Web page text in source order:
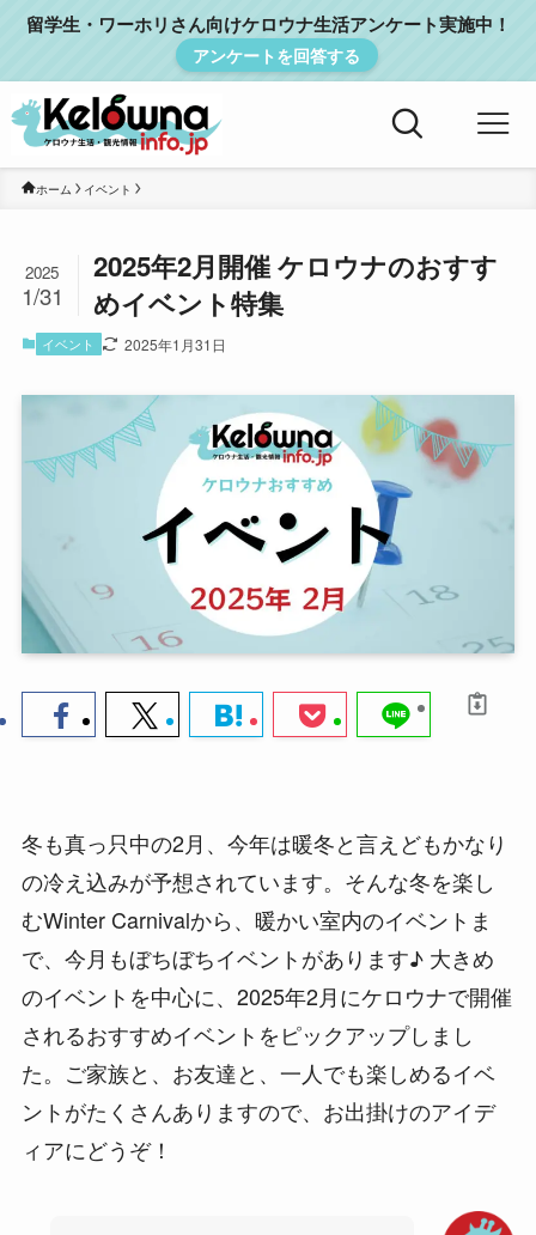
留学生・ワーホリさん向けケロウナ生活アンケート実施中！
アンケートを回答する
ホーム イベント
2025年2月開催 ケロウナのおすす
めイベント特集
2025
1/31
イベント 2025年1月31日
冬も真っ只中の2月、今年は暖冬と言えどもかなり
の冷え込みが予想されています。そんな冬を楽し
むWinter Carnivalから、暖かい室内のイベントま
で、今月もぼちぼちイベントがあります♪ 大きめ
のイベントを中心に、2025年2月にケロウナで開催
されるおすすめイベントをピックアップしまし
た。ご家族と、お友達と、一人でも楽しめるイベ
ントがたくさんありますので、お出掛けのアイデ
ィアにどうぞ！